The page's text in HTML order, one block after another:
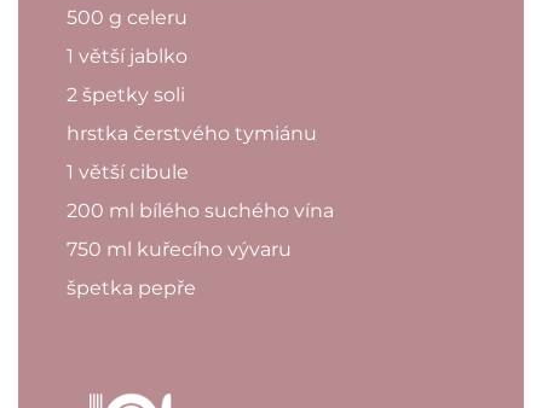
500 g celeru
1 větší jablko
2 špetky soli
hrstka čerstvého tymiánu
1 větší cibule
200 ml bílého suchého vína
750 ml kuřecího vývaru
špetka pepře